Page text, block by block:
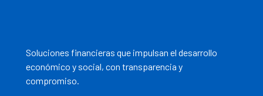
Soluciones financieras que impulsan el desarrollo
económico y social, con transparencia y
compromiso.